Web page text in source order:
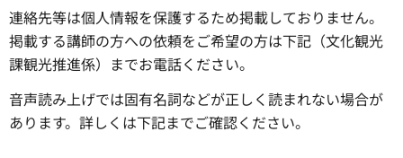
連絡先等は個人情報を保護するため掲載しておりません。
掲載する講師の方への依頼をご希望の方は下記（文化観光
課観光推進係）までお電話ください。
音声読み上げでは固有名詞などが正しく読まれない場合が
あります。詳しくは下記までご確認ください。